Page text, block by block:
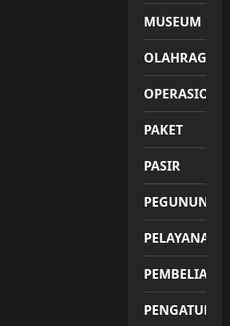
MUSEUM
OLAHRAGA
PAKET
PASIR
PELAYANAN
PEMBELIAN
PENGATUR